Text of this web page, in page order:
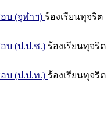
บ (จุฬาฯ) ร้องเรียนทุจริต
บ (ป.ป.ช.) ร้องเรียนทุจริต
บ (ป.ป.ท.) ร้องเรียนทุจริต